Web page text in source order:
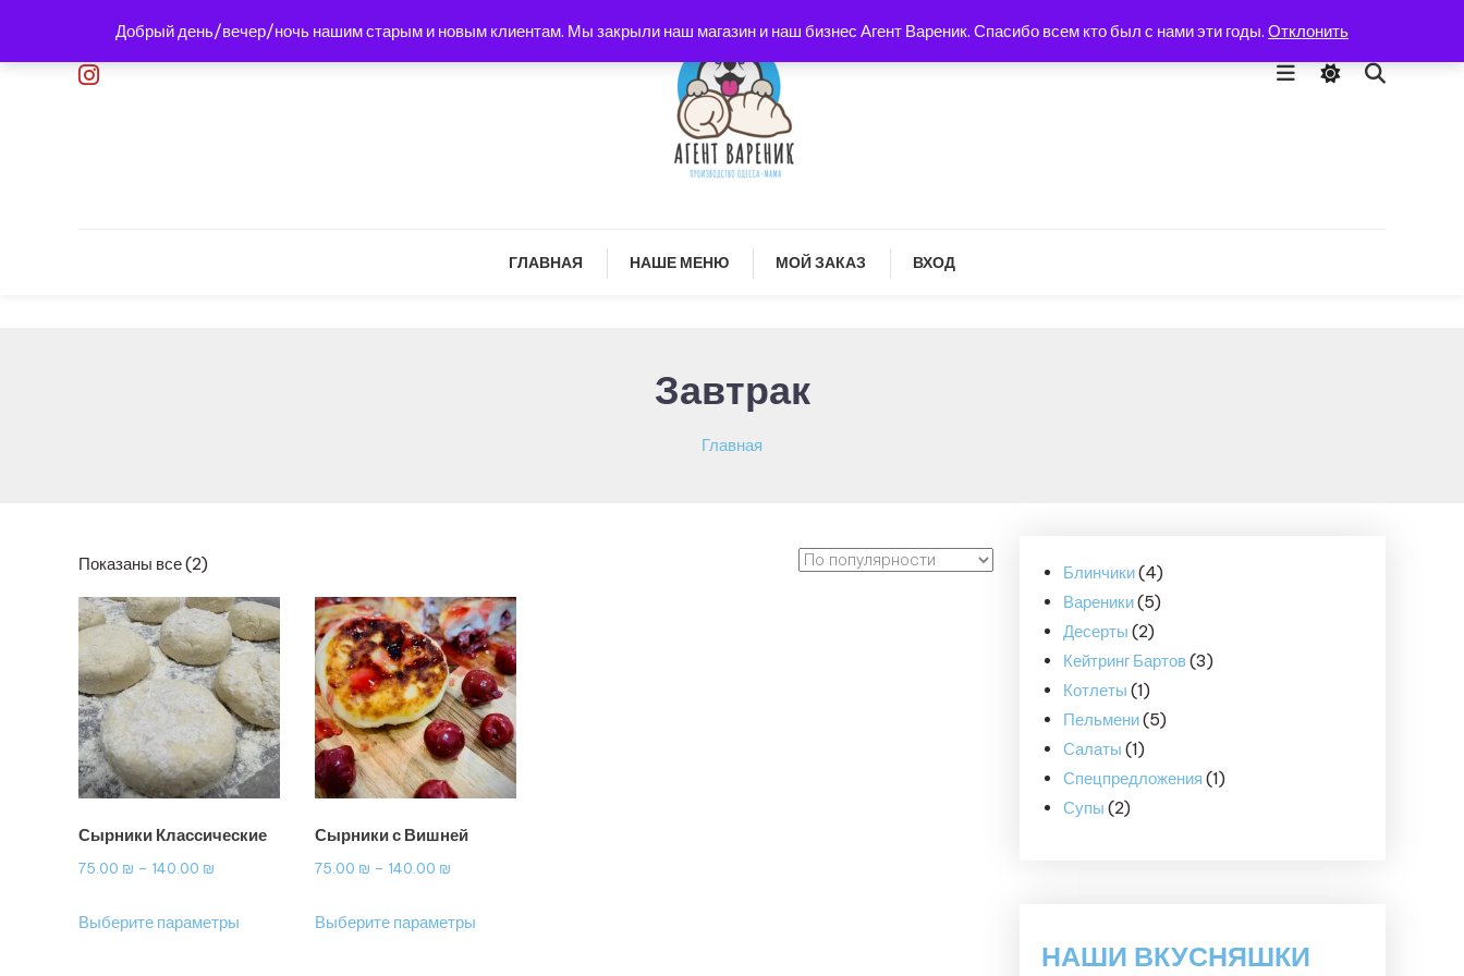
Добрый день/вечер/ночь нашим старым и новым клиентам. Мы закрыли наш магазин и наш бизнес Агент Вареник. Спасибо всем кто был с нами эти годы. Отклонить
содержимому
Агент Вареник
ГЛАВНАЯ НАШЕ МЕНЮ МОЙ ЗАКАЗ ВХОД
Завтрак
Главная
Показаны все (2)Сортировка:
по
популярности
Сырники Классические
75.00 ₪ – 140.00 ₪
75.00 ₪
Выберите параметры
Сырники с Вишней
75.00 ₪ – 140.00 ₪
75.00 ₪
Выберите параметры
Блинчики 44
товара
Вареники 55
товаров
Десерты 22
товара
Кейтринг Бартов 33
Котлеты 11
товар
Пельмени 55
Салаты 11
товар
Спецпредложения 11
Супы 22
НАШИ ВКУСНЯШКИ